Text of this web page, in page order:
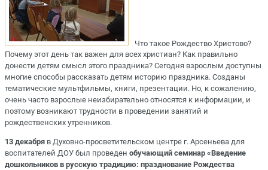
Что такое Рождество Христово?
Почему этот день так важен для всех христиан? Как правильно
донести детям смысл этого праздника? Сегодня взрослым доступны
многие способы рассказать детям историю праздника. Созданы
тематические мультфильмы, книги, презентации. Но, к сожалению,
очень часто взрослые неизбирательно относятся к информации, и
поэтому возникают трудности в проведении занятий и
рождественских утренников.
13 декабря в Духовно-просветительском центре г. Арсеньева для
воспитателей ДОУ был проведен обучающий семинар «Введение
дошкольников в русскую традицию: празднование Рождества